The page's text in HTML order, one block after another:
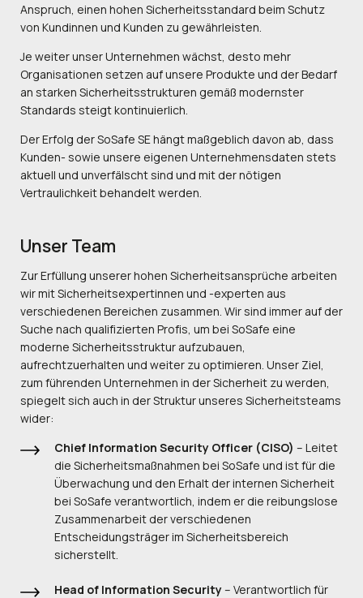
Anspruch, einen hohen Sicherheitsstandard beim Schutz
von Kundinnen und Kunden zu gewährleisten.
Je weiter unser Unternehmen wächst, desto mehr
Organisationen setzen auf unsere Produkte und der Bedarf
an starken Sicherheitsstrukturen gemäß modernster
Standards steigt kontinuierlich.
Der Erfolg der SoSafe SE hängt maßgeblich davon ab, dass
Kunden- sowie unsere eigenen Unternehmensdaten stets
aktuell und unverfälscht sind und mit der nötigen
Vertraulichkeit behandelt werden.
Unser Team
Zur Erfüllung unserer hohen Sicherheitsansprüche arbeiten
wir mit Sicherheitsexpertinnen und -experten aus
verschiedenen Bereichen zusammen. Wir sind immer auf der
Suche nach qualifizierten Profis, um bei SoSafe eine
moderne Sicherheitsstruktur aufzubauen,
aufrechtzuerhalten und weiter zu optimieren. Unser Ziel,
zum führenden Unternehmen in der Sicherheit zu werden,
spiegelt sich auch in der Struktur unseres Sicherheitsteams
wider:
Chief Information Security Officer (CISO) – Leitet
die Sicherheitsmaßnahmen bei SoSafe und ist für die
Überwachung und den Erhalt der internen Sicherheit
bei SoSafe verantwortlich, indem er die reibungslose
Zusammenarbeit der verschiedenen
Entscheidungsträger im Sicherheitsbereich
sicherstellt.
Head of Information Security– Verantwortlich für